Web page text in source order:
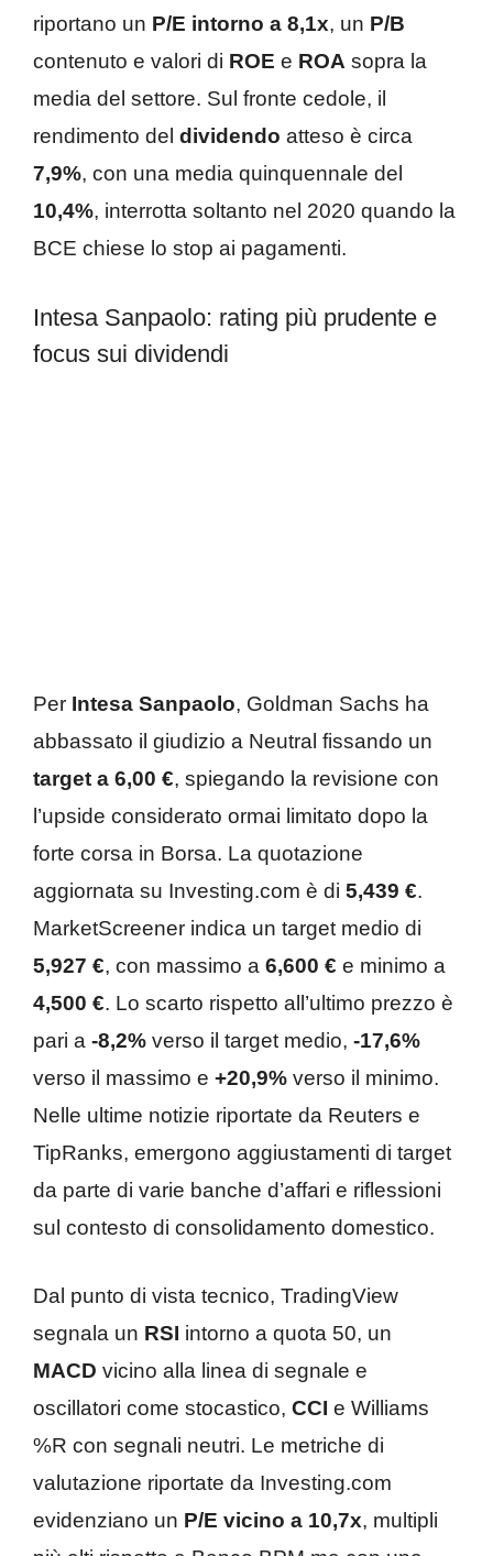
riportano un P/E intorno a 8,1x, un P/B
contenuto e valori di ROE e ROA sopra la
media del settore. Sul fronte cedole, il
rendimento del dividendo atteso è circa
7,9%, con una media quinquennale del
10,4%, interrotta soltanto nel 2020 quando la
BCE chiese lo stop ai pagamenti.
Intesa Sanpaolo: rating più prudente e
focus sui dividendi
Per Intesa Sanpaolo, Goldman Sachs ha
abbassato il giudizio a Neutral fissando un
target a 6,00 €, spiegando la revisione con
l’upside considerato ormai limitato dopo la
forte corsa in Borsa. La quotazione
aggiornata su Investing.com è di 5,439 €.
MarketScreener indica un target medio di
5,927 €, con massimo a 6,600 € e minimo a
4,500 €. Lo scarto rispetto all’ultimo prezzo è
pari a -8,2% verso il target medio, -17,6%
verso il massimo e +20,9% verso il minimo.
Nelle ultime notizie riportate da Reuters e
TipRanks, emergono aggiustamenti di target
da parte di varie banche d’affari e riflessioni
sul contesto di consolidamento domestico.
Dal punto di vista tecnico, TradingView
segnala un RSI intorno a quota 50, un
MACD vicino alla linea di segnale e
oscillatori come stocastico, CCI e Williams
%R con segnali neutri. Le metriche di
valutazione riportate da Investing.com
evidenziano un P/E vicino a 10,7x, multipli